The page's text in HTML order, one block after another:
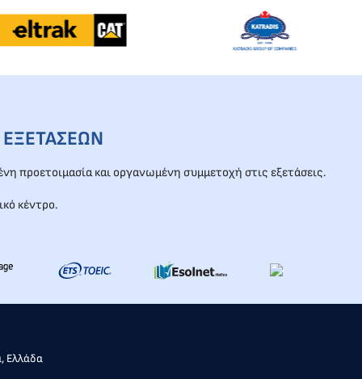
προετοιμασία και οργανωμένη συμμετοχή στις εξετάσεις.
κέντρο.
Ελλάδα